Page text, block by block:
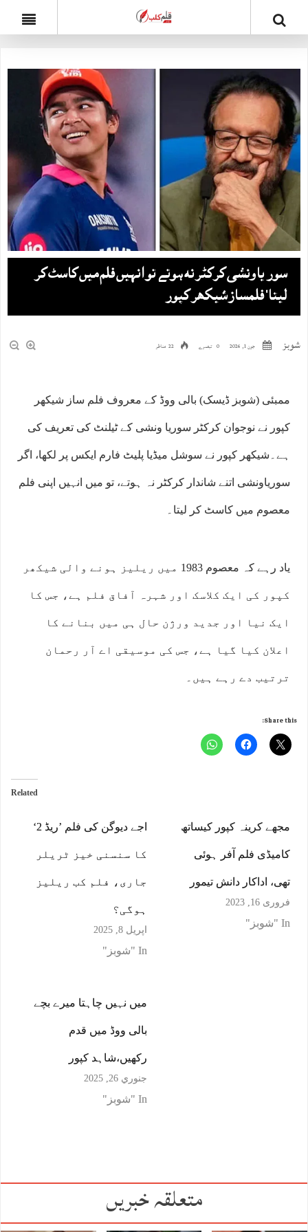
سوریاونشی کرکٹر نہ ہوتے تو انہیں فلم میں کاسٹ کر
لیتا‘ فلمساز شیکھر کپور
شوبز جون 1, 2026 0 تبصرے 22 مناظر
ممبئی (شوبز ڈیسک) بالی ووڈ کے معروف فلم ساز شیکھر
کپور نے نوجوان کرکٹر سوریا ونشی کے ٹیلنٹ کی تعریف کی
ہے۔شیکھر کپور نے سوشل میڈیا پلیٹ فارم ایکس پر لکھا، اگر
سوریاونشی اتنے شاندار کرکٹر نہ ہوتے، تو میں انہیں اپنی فلم
معصوم میں کاسٹ کر لیتا۔
یاد رہے کہ معصوم 1983 میں ریلیز ہونے والی شیکھر
کپور کی ایک کلاسک اور شہرہ آفاق فلم ہے، جس کا
ایک نیا اور جدید ورژن حال ہی میں بنانے کا
اعلان کیا گیا ہے، جس کی موسیقی اے آر رحمان
ترتیب دے رہے ہیں۔
Share this:
Related
اجے دیوگن کی فلم ’ریڈ 2‘
کا سنسنی خیز ٹریلر
جاری، فلم کب ریلیز
ہوگی؟
اپریل 8, 2025
In "شوبز"
مجھے کرینہ کپور کیساتھ
کامیڈی فلم آفر ہوئی
تھی، اداکار دانش تیمور
فروری 16, 2023
In "شوبز"
میں نہیں چاہتا میرے بچے
بالی ووڈ میں قدم
رکھیں،شاہد کپور
جنوري 26, 2025
In "شوبز"
متعلقہ خبریں